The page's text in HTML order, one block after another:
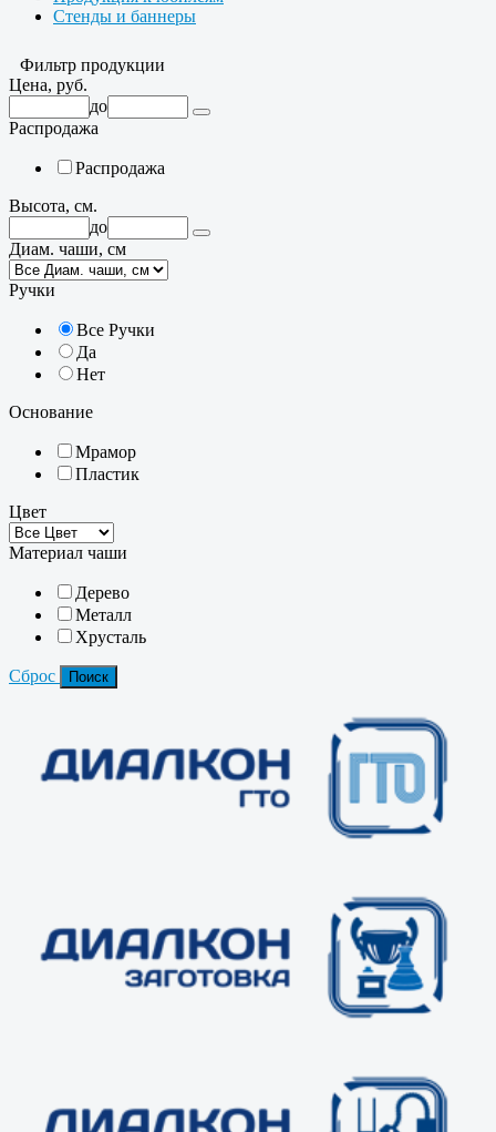
Стенды и баннеры
Фильтр продукции
Цена, руб.
до
Распродажа
Распродажа
Высота, см.
до
Диам. чаши, см
Ручки
Все Ручки
Да
Нет
Основание
Мрамор
Пластик
Цвет
Материал чаши
Дерево
Металл
Хрусталь
Сброс